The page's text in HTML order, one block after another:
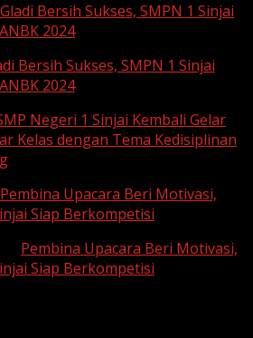
Gladi Bersih Sukses, SMPN 1 Sinjai
2024
Bersih Sukses, SMPN 1 Sinjai
2024
Negeri 1 Sinjai Kembali Gelar
Kelas dengan Tema Kedisiplinan
Pembina Upacara Beri Motivasi,
Siap Berkompetisi
Pembina Upacara Beri Motivasi,
Siap Berkompetisi